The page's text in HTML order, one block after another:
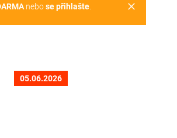
clear
nebose přihlašte.
05.06.2026